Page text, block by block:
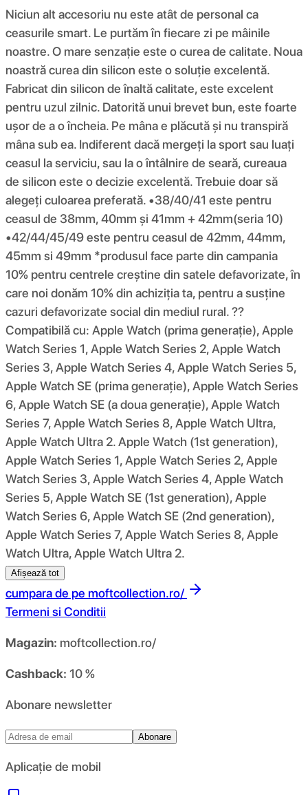
Niciun alt accesoriu nu este atât de personal ca
ceasurile smart. Le purtăm în fiecare zi pe mâinile
noastre. O mare senzație este o curea de calitate. Noua
noastră curea din silicon este o soluție excelentă.
Fabricat din silicon de înaltă calitate, este excelent
pentru uzul zilnic. Datorită unui brevet bun, este foarte
ușor de a o încheia. Pe mâna e plăcută și nu transpiră
mâna sub ea. Indiferent dacă mergeți la sport sau luați
ceasul la serviciu, sau la o întâlnire de seară, cureaua
de silicon este o decizie excelentă. Trebuie doar să
alegeți culoarea preferată. •38/40/41 este pentru
ceasul de 38mm, 40mm și 41mm + 42mm(seria 10)
•42/44/45/49 este pentru ceasul de 42mm, 44mm,
45mm si 49mm *produsul face parte din campania
10% pentru centrele creștine din satele defavorizate, în
care noi donăm 10% din achiziția ta, pentru a susține
cazuri defavorizate social din mediul rural. ??
Compatibilă cu: Apple Watch (prima generație), Apple
Watch Series 1, Apple Watch Series 2, Apple Watch
Series 3, Apple Watch Series 4, Apple Watch Series 5,
Apple Watch SE (prima generație), Apple Watch Series
6, Apple Watch SE (a doua generație), Apple Watch
Series 7, Apple Watch Series 8, Apple Watch Ultra,
Apple Watch Ultra 2. Apple Watch (1st generation),
Apple Watch Series 1, Apple Watch Series 2, Apple
Watch Series 3, Apple Watch Series 4, Apple Watch
Series 5, Apple Watch SE (1st generation), Apple
Watch Series 6, Apple Watch SE (2nd generation),
Apple Watch Series 7, Apple Watch Series 8, Apple
Watch Ultra, Apple Watch Ultra 2.
Afișează tot
cumpara de pe moftcollection.ro/
Termeni si Conditii
Magazin: moftcollection.ro/
Cashback: 10 %
Abonare newsletter
Abonare
Aplicație de mobil